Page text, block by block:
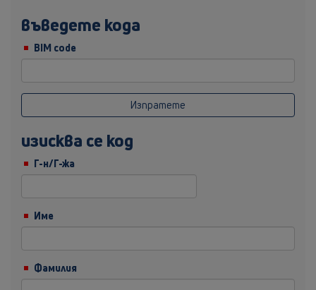
въведете кода
BIM code
Изпратете
изисква се код
Г-н/Г-жа
Име
Фамилия